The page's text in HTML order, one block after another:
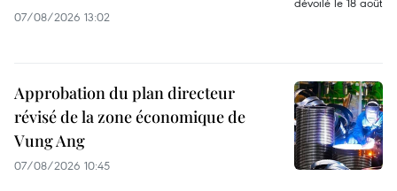
07/08/2026 13:02
Approbation du plan directeur
révisé de la zone économique de
Vung Ang
07/08/2026 10:45